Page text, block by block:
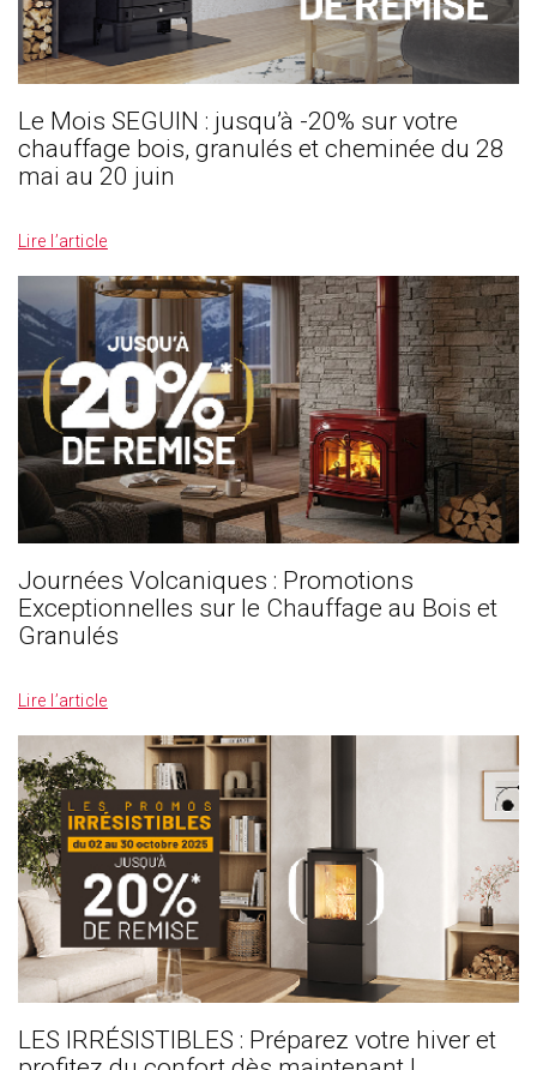
Le Mois SEGUIN : jusqu’à -20% sur votre
chauffage bois, granulés et cheminée du 28
mai au 20 juin
Lire l’article
Journées Volcaniques : Promotions
Exceptionnelles sur le Chauffage au Bois et
Granulés
Lire l’article
LES IRRÉSISTIBLES : Préparez votre hiver et